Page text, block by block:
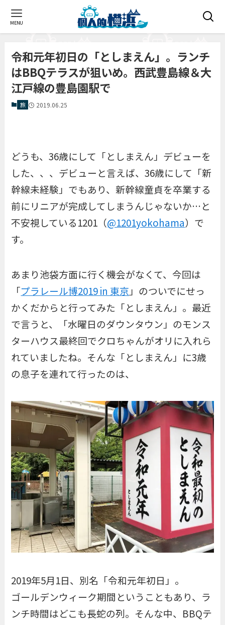
MENU
令和元年初日の「としまえん」。ランチ
はBBQテラスが狙いめ。西武豊島線＆大
江戸線の豊島園駅で
旅 2019.06.25
どうも、36歳にして「としまえん 」デビューを
した、、、デビューと言えば、36歳にして「新
幹線未経験」でもあり、新幹線童貞を卒業する
前にリニアが完成してしまうんじゃないか…と
不安視している1201（@1201yokohama）で
す。
あまり池袋方面に行く機会がなくて、今回は
「プラレール博2019 in 東京 」のついでにせっ
かくだからと行ってみた「としまえん」。最近
で言うと、「水曜日のダウンタウン」のモンス
ターハウス最終回でクロちゃんがオリに入れら
れていましたね。そんな「としまえん」に3歳
の息子を連れて行ったのは、
2019年5月1日、別名「令和元年初日」。
ゴールデンウィーク期間ということもあり、ラ
ンチ時間はどこも長蛇の列。そんな中、BBQテ